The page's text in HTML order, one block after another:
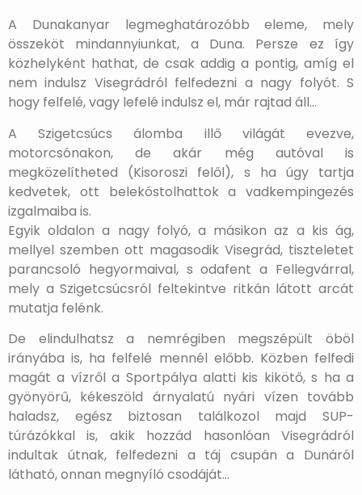
A Dunakanyar legmeghatározóbb eleme, mely
összeköt mindannyiunkat, a Duna. Persze ez így
közhelyként hathat, de csak addig a pontig, amíg el
nem indulsz Visegrádról felfedezni a nagy folyót. S
hogy felfelé, vagy lefelé indulsz el, már rajtad áll…
A Szigetcsúcs álomba illő világát evezve,
motorcsónakon, de akár még autóval is
megközelítheted (Kisoroszi felől), s ha úgy tartja
kedvetek, ott belekóstolhattok a vadkempingezés
izgalmaiba is.
Egyik oldalon a nagy folyó, a másikon az a kis ág,
mellyel szemben ott magasodik Visegrád, tiszteletet
parancsoló hegyormaival, s odafent a Fellegvárral,
mely a Szigetcsúcsról feltekintve ritkán látott arcát
mutatja felénk.
De elindulhatsz a nemrégiben megszépült öböl
irányába is, ha felfelé mennél előbb. Közben felfedi
magát a vízről a Sportpálya alatti kis kikötő, s ha a
gyönyörű, kékeszöld árnyalatú nyári vízen tovább
haladsz, egész biztosan találkozol majd SUP-
túrázókkal is, akik hozzád hasonlóan Visegrádról
indultak útnak, felfedezni a táj csupán a Dunáról
látható, onnan megnyíló csodáját…